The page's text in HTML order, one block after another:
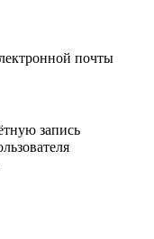
почты
запись